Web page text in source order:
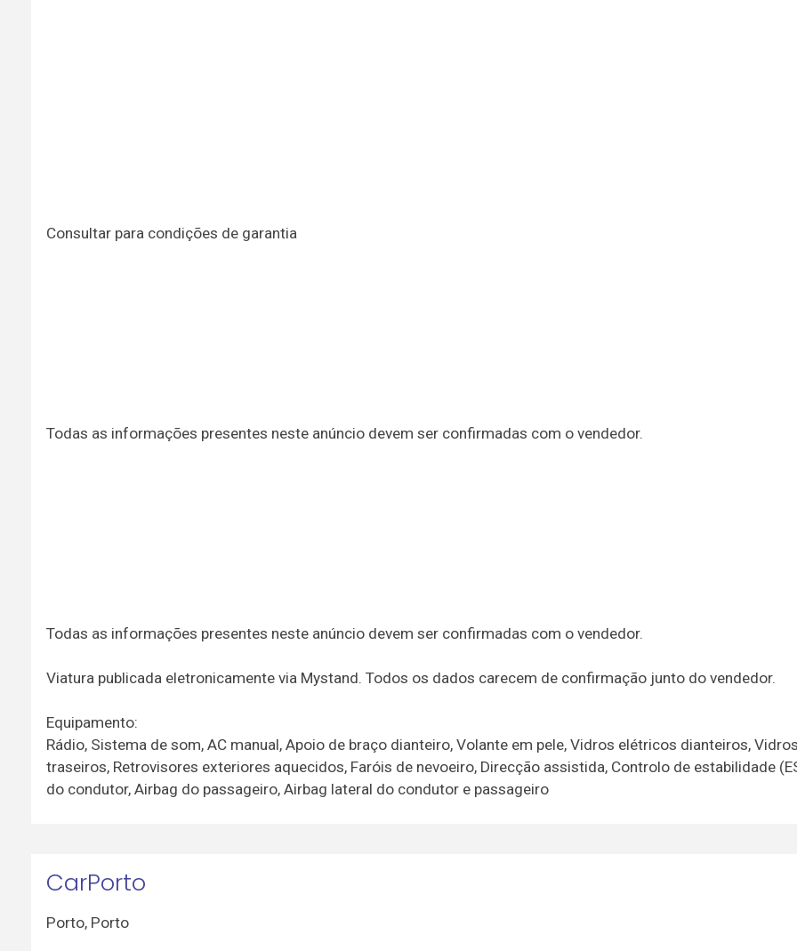
Consultar para condições de garantia
Todas as informações presentes neste anúncio devem ser confirmadas com o vendedor.
Todas as informações presentes neste anúncio devem ser confirmadas com o vendedor.
Viatura publicada eletronicamente via Mystand. Todos os dados carecem de confirmação junto do vendedor.
Equipamento:
Rádio, Sistema de som, AC manual, Apoio de braço dianteiro, Volante em pele, Vidros elétricos dianteiros,
traseiros, Retrovisores exteriores aquecidos, Faróis de nevoeiro, Direcção assistida, Controlo de estabilidade
do condutor, Airbag do passageiro, Airbag lateral do condutor e passageiro
CarPorto
Porto, Porto